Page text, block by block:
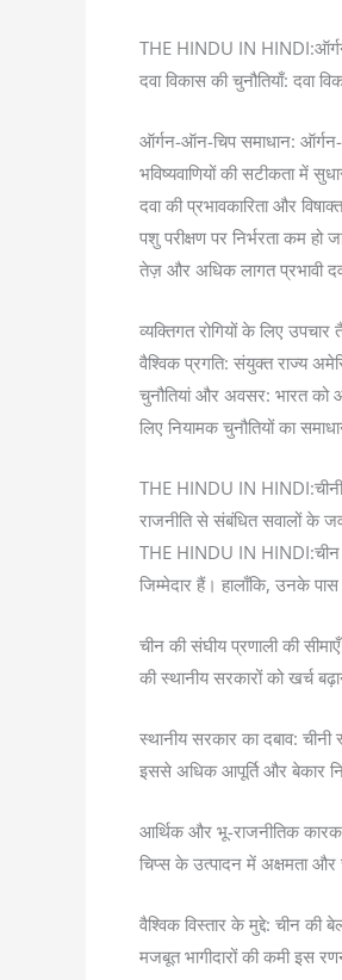
THE HINDU IN
दवा विकास की चुनौतियाँ: दवा
ऑर्गन-ऑन-चिप समाधान:
भविष्यवाणियों की सटीकता में
दवा की प्रभावकारिता और
पशु परीक्षण पर निर्भरता कम हो
तेज़ और अधिक लागत प्रभावी
व्यक्तिगत रोगियों के लिए
वैश्विक प्रगति: संयुक्त राज्य
चुनौतियां और अवसर: भारत को
लिए नियामक चुनौतियों का
THE HINDU IN HINDI:चीनी
राजनीति से संबंधित सवालों के
THE HINDU IN HINDI:चीन
जिम्मेदार हैं। हालाँकि, उनके
चीन की संघीय प्रणाली की
की स्थानीय सरकारों को खर्च
स्थानीय सरकार का दबाव:
इससे अधिक आपूर्ति और बेकार
आर्थिक और भू-राजनीतिक
चिप्स के उत्पादन में अक्षमता और
वैश्विक विस्तार के मुद्दे: चीन की
मजबूत भागीदारों की कमी इस